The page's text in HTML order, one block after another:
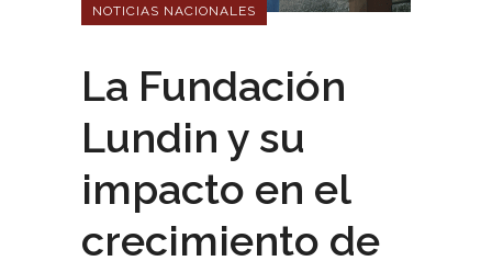
NOTICIAS NACIONALES
La Fundación
Lundin y su
impacto en el
crecimiento de